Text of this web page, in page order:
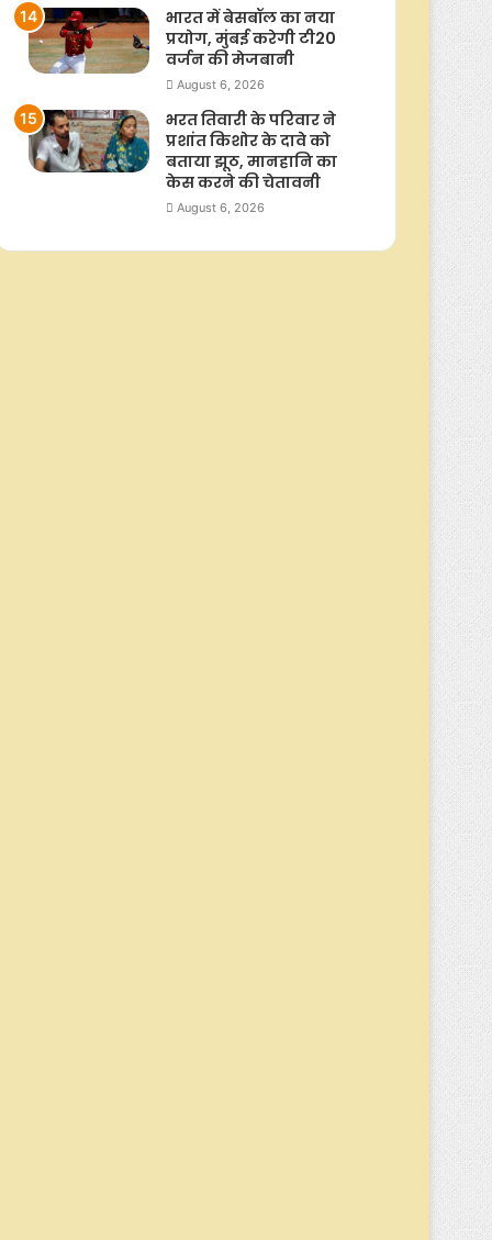
भारत में बेसबॉल का नया
प्रयोग, मुंबई करेगी टी20
वर्जन की मेजबानी
August 6, 2026
भरत तिवारी के परिवार ने
प्रशांत किशोर के दावे को
बताया झूठ, मानहानि का
केस करने की चेतावनी
August 6, 2026